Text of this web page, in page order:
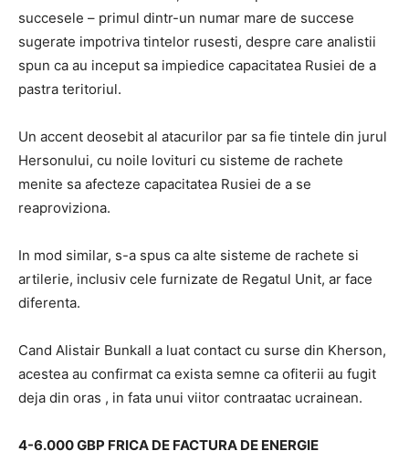
succesele – primul dintr-un numar mare de succese
sugerate impotriva tintelor rusesti, despre care analistii
spun ca au inceput sa impiedice capacitatea Rusiei de a
pastra teritoriul.
Un accent deosebit al atacurilor par sa fie tintele din jurul
Hersonului, cu noile lovituri cu sisteme de rachete
menite sa afecteze capacitatea Rusiei de a se
reaproviziona.
In mod similar, s-a spus ca alte sisteme de rachete si
artilerie, inclusiv cele furnizate de Regatul Unit, ar face
diferenta.
Cand Alistair Bunkall a luat contact cu surse din Kherson,
acestea au confirmat ca exista semne ca ofiterii au fugit
deja din oras , in fata unui viitor contraatac ucrainean.
4-6.000 GBP FRICA DE FACTURA DE ENERGIE